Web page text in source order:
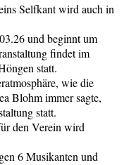
Selfkant wird auch in
und beginnt um
findet im
statt.
wie die
Blohm immer sagte,
statt.
den Verein wird
6 Musikanten und